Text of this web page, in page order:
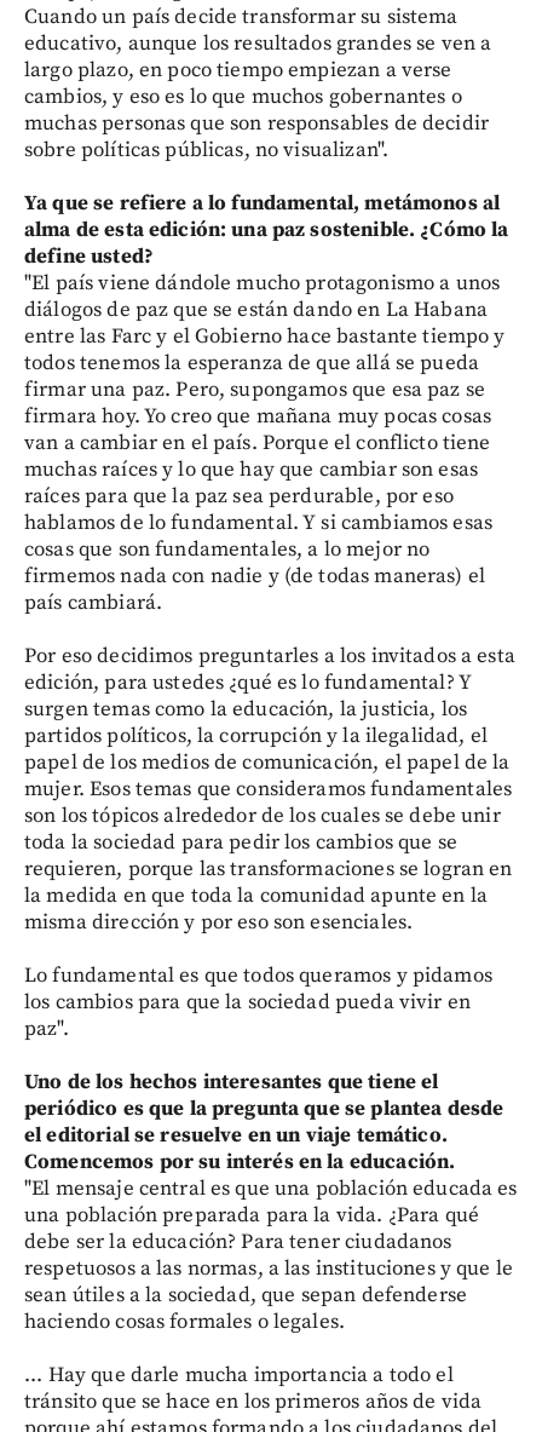
Cuando un país decide transformar su sistema
educativo, aunque los resultados grandes se ven a
largo plazo, en poco tiempo empiezan a verse
cambios, y eso es lo que muchos gobernantes o
muchas personas que son responsables de decidir
sobre políticas públicas, no visualizan".
Ya que se refiere a lo fundamental, metámonos al
alma de esta edición: una paz sostenible. ¿Cómo la
define usted?
"El país viene dándole mucho protagonismo a unos
diálogos de paz que se están dando en La Habana
entre las Farc y el Gobierno hace bastante tiempo y
todos tenemos la esperanza de que allá se pueda
firmar una paz. Pero, supongamos que esa paz se
firmara hoy. Yo creo que mañana muy pocas cosas
van a cambiar en el país. Porque el conflicto tiene
muchas raíces y lo que hay que cambiar son esas
raíces para que la paz sea perdurable, por eso
hablamos de lo fundamental. Y si cambiamos esas
cosas que son fundamentales, a lo mejor no
firmemos nada con nadie y (de todas maneras) el
país cambiará.
Por eso decidimos preguntarles a los invitados a esta
edición, para ustedes ¿qué es lo fundamental? Y
surgen temas como la educación, la justicia, los
partidos políticos, la corrupción y la ilegalidad, el
papel de los medios de comunicación, el papel de la
mujer. Esos temas que consideramos fundamentales
son los tópicos alrededor de los cuales se debe unir
toda la sociedad para pedir los cambios que se
requieren, porque las transformaciones se logran en
la medida en que toda la comunidad apunte en la
misma dirección y por eso son esenciales.
Lo fundamental es que todos queramos y pidamos
los cambios para que la sociedad pueda vivir en
paz".
Uno de los hechos interesantes que tiene el
periódico es que la pregunta que se plantea desde
el editorial se resuelve en un viaje temático.
Comencemos por su interés en la educación.
"El mensaje central es que una población educada es
una población preparada para la vida. ¿Para qué
debe ser la educación? Para tener ciudadanos
respetuosos a las normas, a las instituciones y que le
sean útiles a la sociedad, que sepan defenderse
haciendo cosas formales o legales.
... Hay que darle mucha importancia a todo el
tránsito que se hace en los primeros años de vida